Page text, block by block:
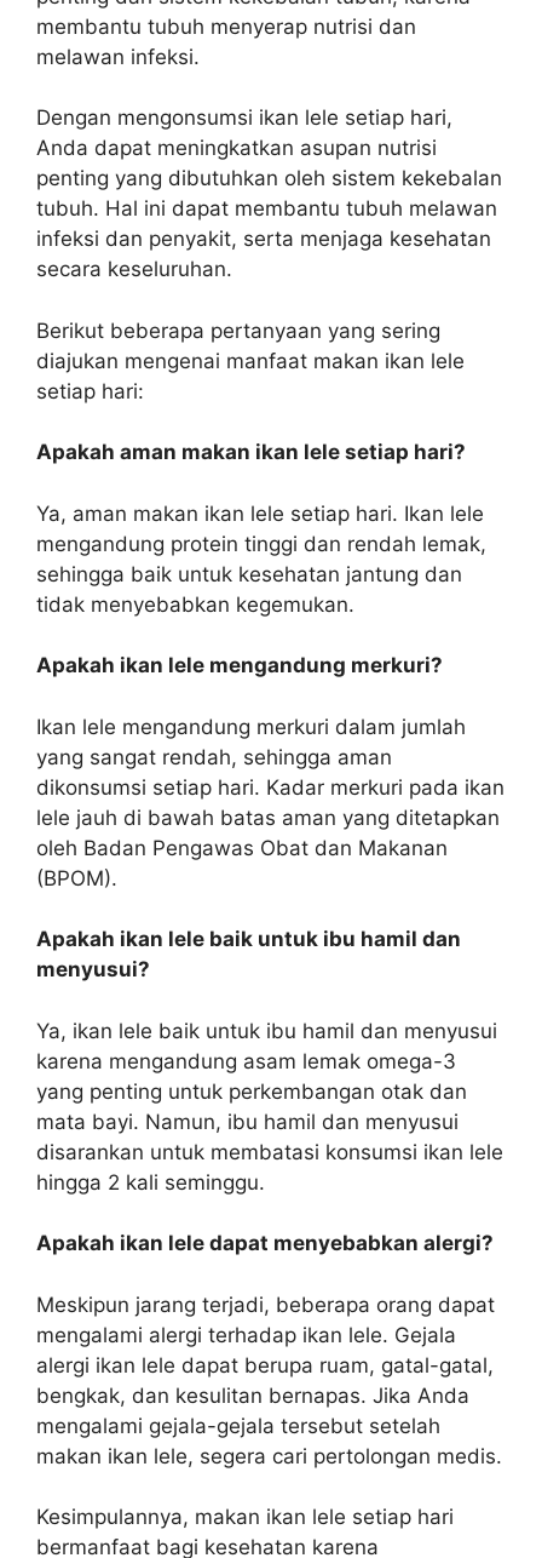
membantu tubuh menyerap nutrisi dan
melawan infeksi.
Dengan mengonsumsi ikan lele setiap hari,
Anda dapat meningkatkan asupan nutrisi
penting yang dibutuhkan oleh sistem kekebalan
tubuh. Hal ini dapat membantu tubuh melawan
infeksi dan penyakit, serta menjaga kesehatan
secara keseluruhan.
Berikut beberapa pertanyaan yang sering
diajukan mengenai manfaat makan ikan lele
setiap hari:
Apakah aman makan ikan lele setiap hari?
Ya, aman makan ikan lele setiap hari. Ikan lele
mengandung protein tinggi dan rendah lemak,
sehingga baik untuk kesehatan jantung dan
tidak menyebabkan kegemukan.
Apakah ikan lele mengandung merkuri?
Ikan lele mengandung merkuri dalam jumlah
yang sangat rendah, sehingga aman
dikonsumsi setiap hari. Kadar merkuri pada ikan
lele jauh di bawah batas aman yang ditetapkan
oleh Badan Pengawas Obat dan Makanan
(BPOM).
Apakah ikan lele baik untuk ibu hamil dan
menyusui?
Ya, ikan lele baik untuk ibu hamil dan menyusui
karena mengandung asam lemak omega-3
yang penting untuk perkembangan otak dan
mata bayi. Namun, ibu hamil dan menyusui
disarankan untuk membatasi konsumsi ikan lele
hingga 2 kali seminggu.
Apakah ikan lele dapat menyebabkan alergi?
Meskipun jarang terjadi, beberapa orang dapat
mengalami alergi terhadap ikan lele. Gejala
alergi ikan lele dapat berupa ruam, gatal-gatal,
bengkak, dan kesulitan bernapas. Jika Anda
mengalami gejala-gejala tersebut setelah
makan ikan lele, segera cari pertolongan medis.
Kesimpulannya, makan ikan lele setiap hari
bermanfaat bagi kesehatan karena